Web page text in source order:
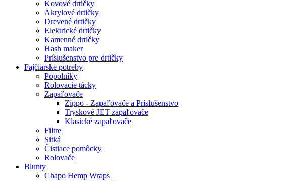
Kovové drtičky
Akrylové drtičky
Drevené drtičky
Elektrické drtičky
Kamenné drtičky
Hash maker
Príslušenstvo pre drtičky
Fajčiarske potreby
Popolníky
Rolovacie tácky
Zapaľovače
Zippo - Zapaľovače a Príslušenstvo
Tryskové JET zapaľovače
Klasické zapaľovače
Filtre
Sitká
Čistiace pomôcky
Rolovače
Blunty
Chapo Hemp Wraps